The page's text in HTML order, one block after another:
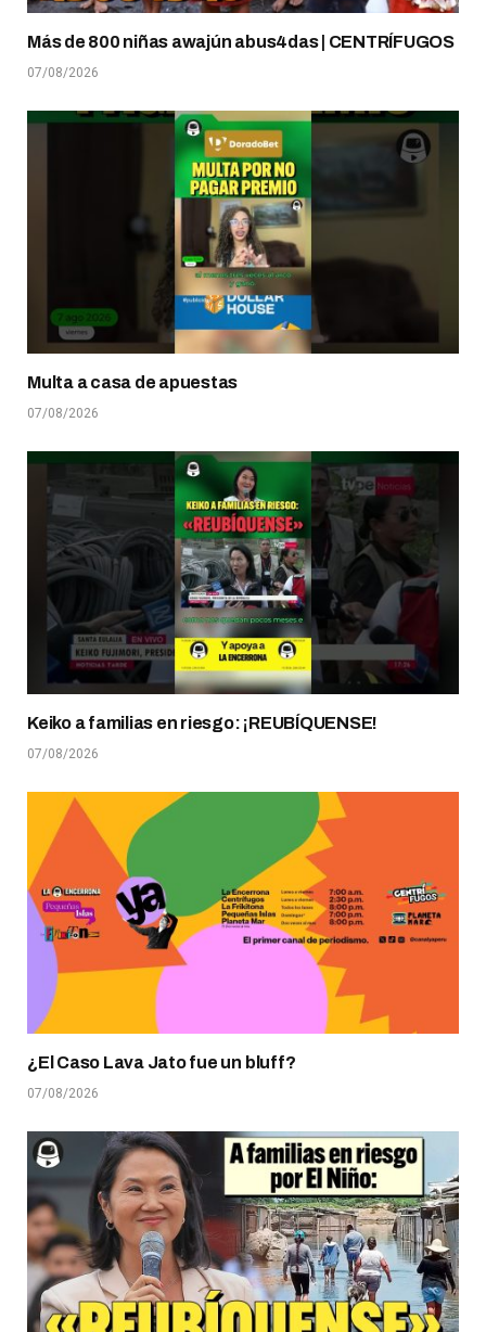
Más de 800 niñas awajún abus4das | CENTRÍFUGOS
07/08/2026
Multa a casa de apuestas
07/08/2026
Keiko a familias en riesgo: ¡REUBÍQUENSE!
07/08/2026
¿El Caso Lava Jato fue un bluff?
07/08/2026